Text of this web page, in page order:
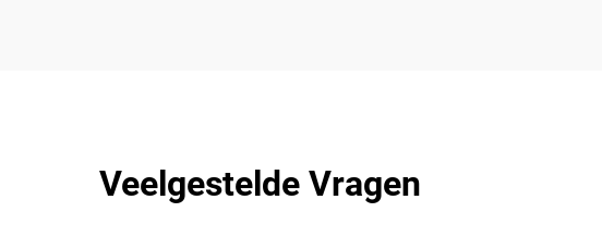
Veelgestelde Vragen